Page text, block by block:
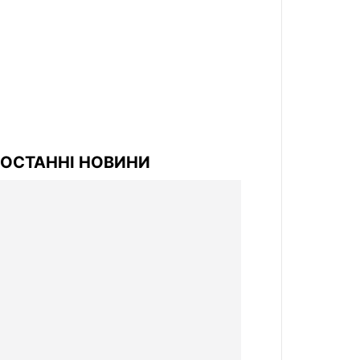
ОСТАННІ НОВИНИ